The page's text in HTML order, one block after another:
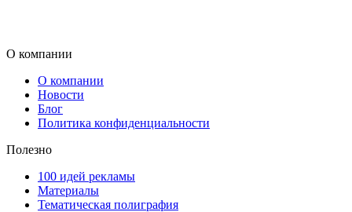
О компании
О компании
Новости
Блог
Политика конфиденциальности
Полезно
100 идей рекламы
Материалы
Тематическая полиграфия